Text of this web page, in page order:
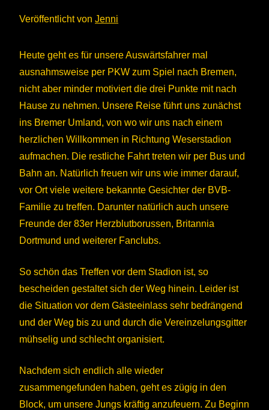
Veröffentlicht von Jenni
Heute geht es für unsere Auswärtsfahrer mal
ausnahmsweise per PKW zum Spiel nach Bremen,
nicht aber minder motiviert die drei Punkte mit nach
Hause zu nehmen. Unsere Reise führt uns zunächst
ins Bremer Umland, von wo wir uns nach einem
herzlichen Willkommen in Richtung Weserstadion
aufmachen. Die restliche Fahrt treten wir per Bus und
Bahn an. Natürlich freuen wir uns wie immer darauf,
vor Ort viele weitere bekannte Gesichter der BVB-
Familie zu treffen. Darunter natürlich auch unsere
Freunde der 83er Herzblutborussen, Britannia
Dortmund und weiterer Fanclubs.
So schön das Treffen vor dem Stadion ist, so
bescheiden gestaltet sich der Weg hinein. Leider ist
die Situation vor dem Gästeeinlass sehr bedrängend
und der Weg bis zu und durch die Vereinzelungsgitter
mühselig und schlecht organisiert.
Nachdem sich endlich alle wieder
zusammengefunden haben, geht es zügig in den
Block, um unsere Jungs kräftig anzufeuern. Zu Beginn